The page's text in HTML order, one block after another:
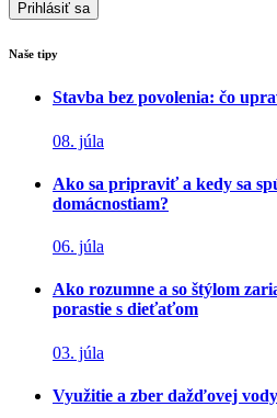
Naše tipy
Stavba bez povolenia: čo
08. júla
Ako sa pripraviť a kedy sa
domácnostiam?
06. júla
Ako rozumne a so štýlom
porastie s dieťaťom
03. júla
Využitie a zber dažďovej vody